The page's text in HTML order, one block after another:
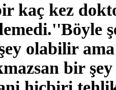
kaç kez
olabilir
bir